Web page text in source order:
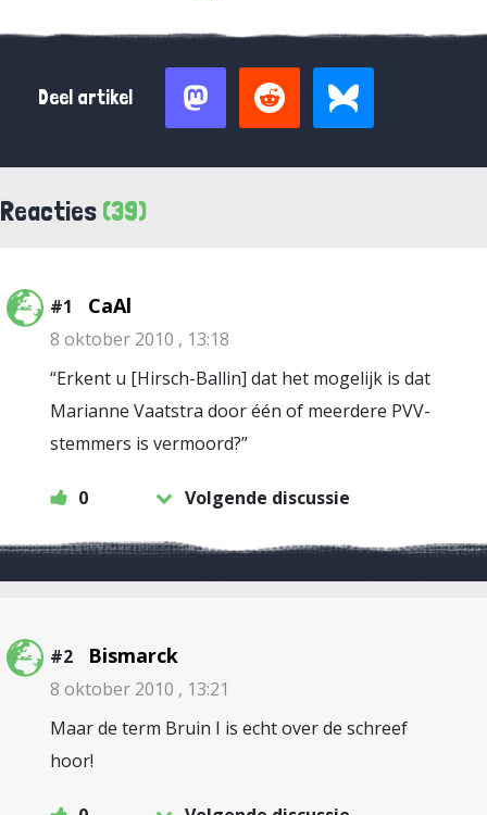
Deel artikel
Reacties (39)
#1 CaAl
8 oktober 2010 , 13:18
“Erkent u [Hirsch-Ballin] dat het mogelijk is dat
Marianne Vaatstra door één of meerdere PVV-
stemmers is vermoord?”
0 Volgende discussie
#2 Bismarck
8 oktober 2010 , 13:21
Maar de term Bruin I is echt over de schreef
hoor!